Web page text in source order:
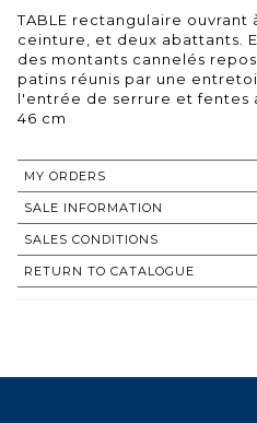
TABLE rectangulaire ouvrant
ceinture, et deux abattants.
des montants cannelés
patins réunis par une
l'entrée de serrure et fentes
46 cm
MY ORDERS
SALE INFORMATION
SALES CONDITIONS
RETURN TO CATALOGUE